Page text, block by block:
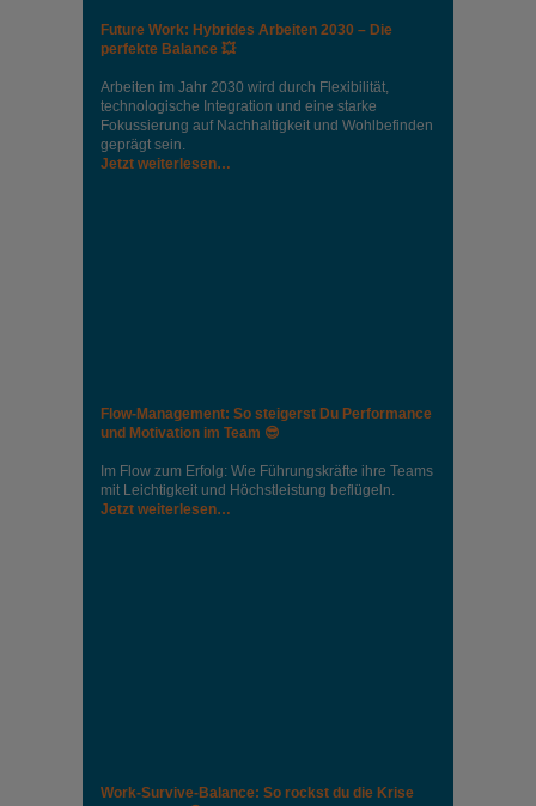
Future Work: Hybrides Arbeiten 2030 – Die
perfekte Balance 💥
Arbeiten im Jahr 2030 wird durch Flexibilität,
technologische Integration und eine starke
Fokussierung auf Nachhaltigkeit und Wohlbefinden
geprägt sein.
Jetzt weiterlesen…
Flow-Management: So steigerst Du Performance
und Motivation im Team 😎
Im Flow zum Erfolg: Wie Führungskräfte ihre Teams
mit Leichtigkeit und Höchstleistung beflügeln.
Jetzt weiterlesen…
Work-Survive-Balance: So rockst du die Krise